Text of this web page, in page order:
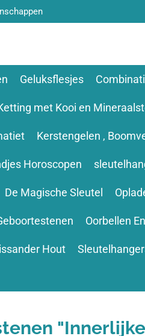
Geluksflesjes
met Kooi en
Kerstengelen ,
Horoscopen
De Magische Sleutel
Oorbellen
Hout
"Innerlijke